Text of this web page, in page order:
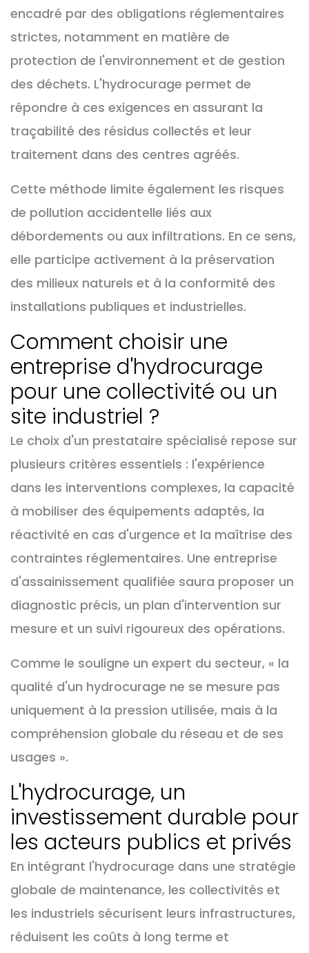
encadré par des obligations réglementaires
strictes, notamment en matière de
protection de l'environnement et de gestion
des déchets. L'hydrocurage permet de
répondre à ces exigences en assurant la
traçabilité des résidus collectés et leur
traitement dans des centres agréés.
Cette méthode limite également les risques
de pollution accidentelle liés aux
débordements ou aux infiltrations. En ce sens,
elle participe activement à la préservation
des milieux naturels et à la conformité des
installations publiques et industrielles.
Comment choisir une
entreprise d'hydrocurage
pour une collectivité ou un
site industriel ?
Le choix d'un prestataire spécialisé repose sur
plusieurs critères essentiels : l'expérience
dans les interventions complexes, la capacité
à mobiliser des équipements adaptés, la
réactivité en cas d'urgence et la maîtrise des
contraintes réglementaires. Une entreprise
d'assainissement qualifiée saura proposer un
diagnostic précis, un plan d'intervention sur
mesure et un suivi rigoureux des opérations.
Comme le souligne un expert du secteur, « la
qualité d'un hydrocurage ne se mesure pas
uniquement à la pression utilisée, mais à la
compréhension globale du réseau et de ses
usages ».
L'hydrocurage, un
investissement durable pour
les acteurs publics et privés
En intégrant l'hydrocurage dans une stratégie
globale de maintenance, les collectivités et
les industriels sécurisent leurs infrastructures,
réduisent les coûts à long terme et